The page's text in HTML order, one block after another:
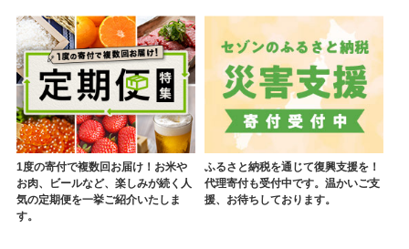
1度の寄付で複数回お届け！お米や
お肉、ビールなど、楽しみが続く人
気の定期便を一挙ご紹介いたしま
す。
ふるさと納税を通じて復興支援を！
代理寄付も受付中です。温かいご支
援、お待ちしております。